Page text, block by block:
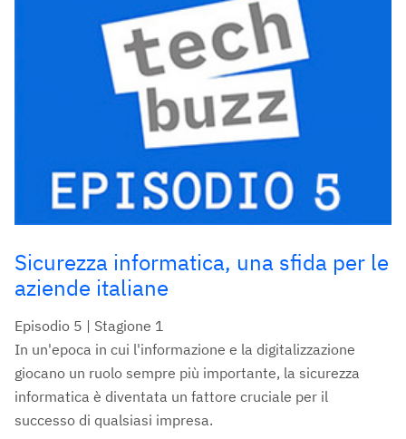
Sicurezza informatica, una sfida per le
aziende italiane
Episodio 5 | Stagione 1
In un'epoca in cui l'informazione e la digitalizzazione
giocano un ruolo sempre più importante, la sicurezza
informatica è diventata un fattore cruciale per il
successo di qualsiasi impresa.